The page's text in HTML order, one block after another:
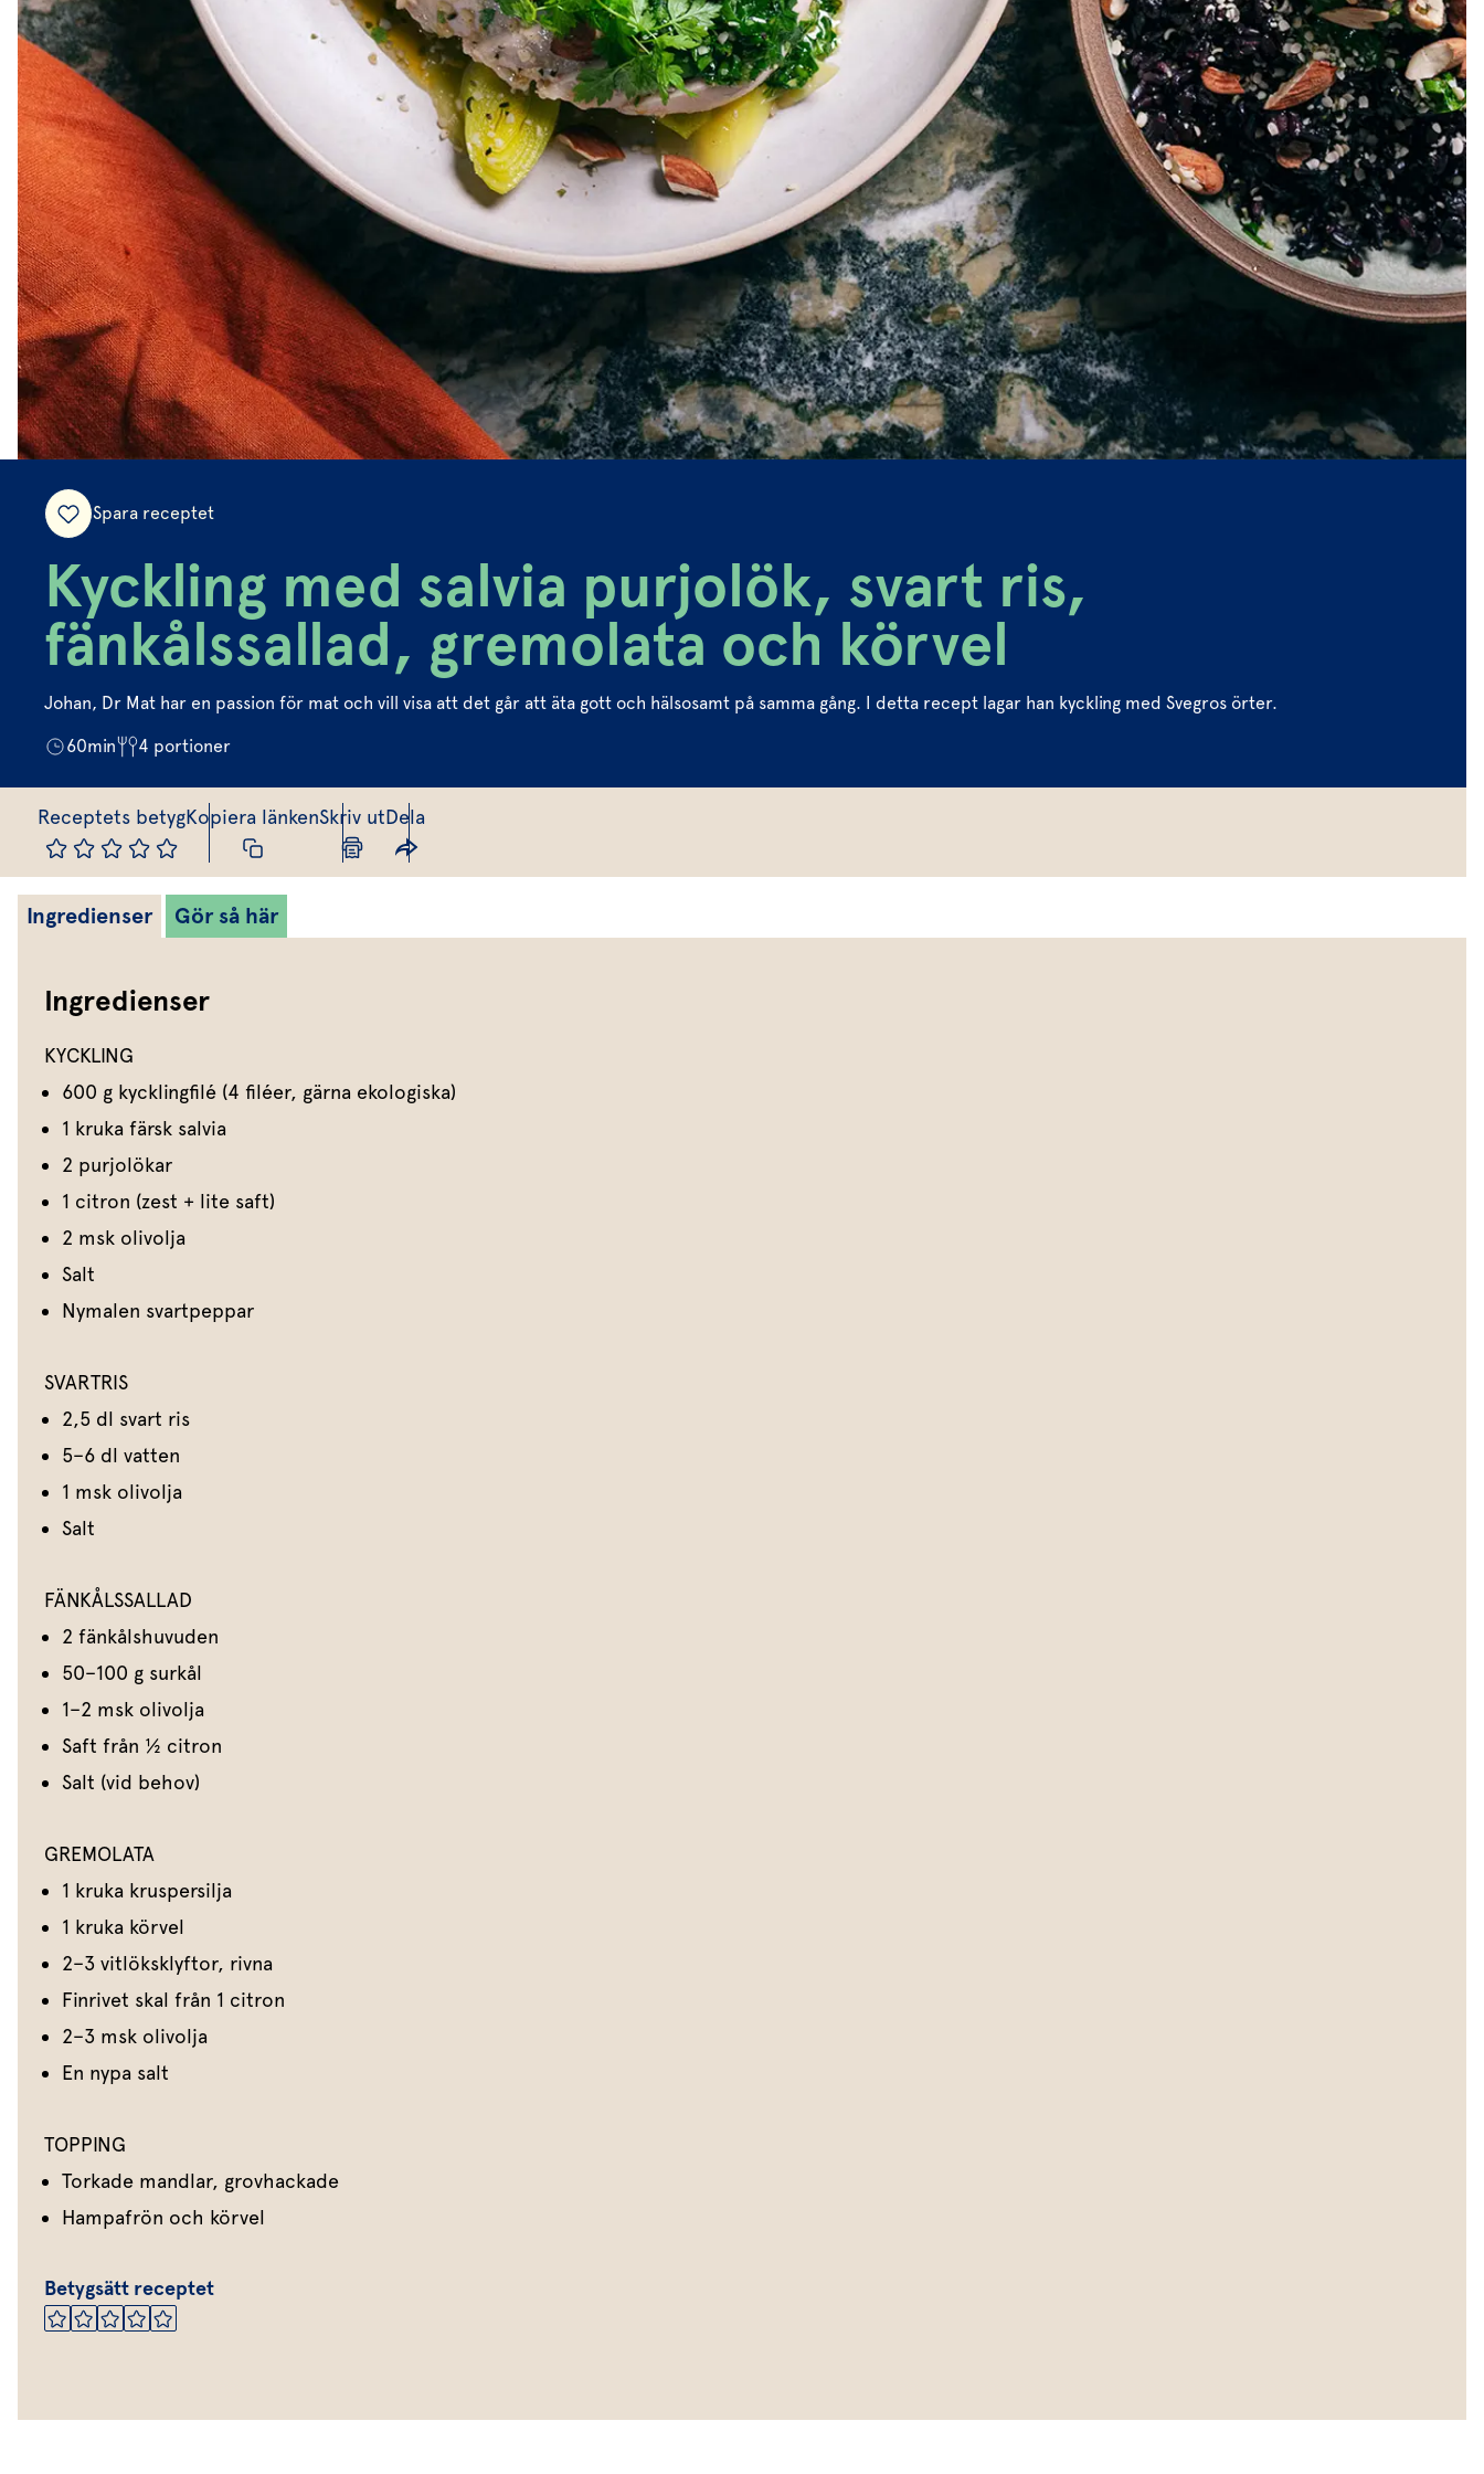
Spara receptet
Kyckling med salvia purjolök, svart ris,
fänkålssallad, gremolata och körvel
Johan, Dr Mat har en passion för mat och vill visa att det går att äta gott och hälsosamt på samma gång. I detta recept lagar han kyckling med Svegros örter.
60min 4 portioner
Receptets betygKopiera länkenSkriv utDela
Ingredienser Gör så här
Ingredienser
KYCKLING
600 g kycklingfilé (4 filéer, gärna ekologiska)
1 kruka färsk salvia
2 purjolökar
1 citron (zest + lite saft)
2 msk olivolja
Salt
Nymalen svartpeppar
SVARTRIS
2,5 dl svart ris
5–6 dl vatten
1 msk olivolja
Salt
FÄNKÅLSSALLAD
2 fänkålshuvuden
50–100 g surkål
1–2 msk olivolja
Saft från ½ citron
Salt (vid behov)
GREMOLATA
1 kruka kruspersilja
1 kruka körvel
2–3 vitlöksklyftor, rivna
Finrivet skal från 1 citron
2–3 msk olivolja
En nypa salt
TOPPING
Torkade mandlar, grovhackade
Hampafrön och körvel
Betygsätt receptet